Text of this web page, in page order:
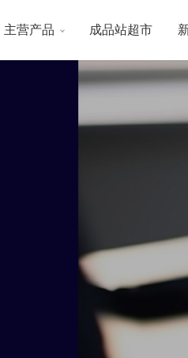
主营产品 成品站超市